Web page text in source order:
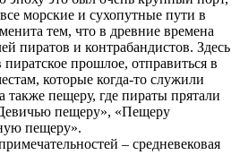
морские и сухопутные пути в
тем, что в древние времена
пиратов и контрабандистов. Здесь
прошлое, отправиться в
которые когда-то служили
пещеру, где пираты прятали
пещеру», «Пещеру
пещеру».
– средневековая